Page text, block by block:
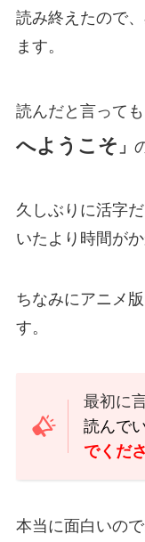
読み終えたので、
ます。
読んだと言って
へようこそ 」
久しぶりに活字
いたより時間が
ちなみにアニメ
す。
最初に
読んで
でくだ
本当に面白いので